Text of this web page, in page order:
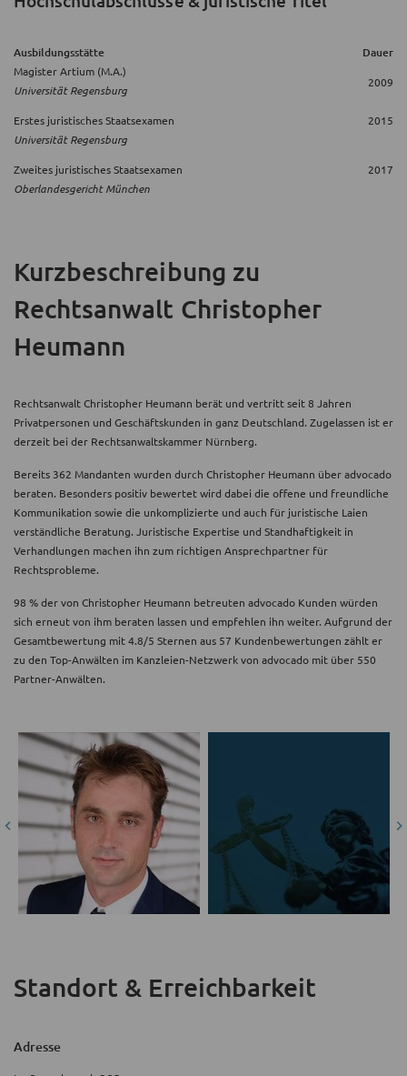
Ausbildungsstätte Dauer
Magister Artium (M.A.)
Universität Regensburg
2009
Erstes juristisches Staatsexamen
Universität Regensburg
2015
Zweites juristisches Staatsexamen
Oberlandesgericht München
2017
Kurzbeschreibung zu
Rechtsanwalt Christopher
Heumann
Rechtsanwalt Christopher Heumann berät und vertritt seit 8 Jahren
Privatpersonen und Geschäftskunden in ganz Deutschland. Zugelassen ist er
derzeit bei der Rechtsanwaltskammer Nürnberg.
Bereits 362 Mandanten wurden durch Christopher Heumann über advocado
beraten. Besonders positiv bewertet wird dabei die offene und freundliche
Kommunikation sowie die unkomplizierte und auch für juristische Laien
verständliche Beratung. Juristische Expertise und Standhaftigkeit in
Verhandlungen machen ihn zum richtigen Ansprechpartner für
Rechtsprobleme.
98 % der von Christopher Heumann betreuten advocado Kunden würden
sich erneut von ihm beraten lassen und empfehlen ihn weiter. Aufgrund der
Gesamtbewertung mit 4.8/5 Sternen aus 57 Kundenbewertungen zählt er
zu den Top-Anwälten im Kanzleien-Netzwerk von advocado mit über 550
Partner-Anwälten.
Standort & Erreichbarkeit
Adresse